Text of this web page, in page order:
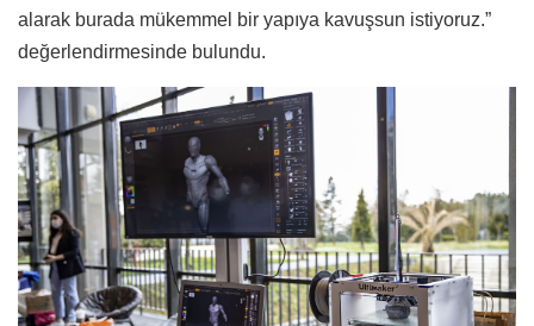
alarak burada mükemmel bir yapıya kavuşsun istiyoruz.”
değerlendirmesinde bulundu.